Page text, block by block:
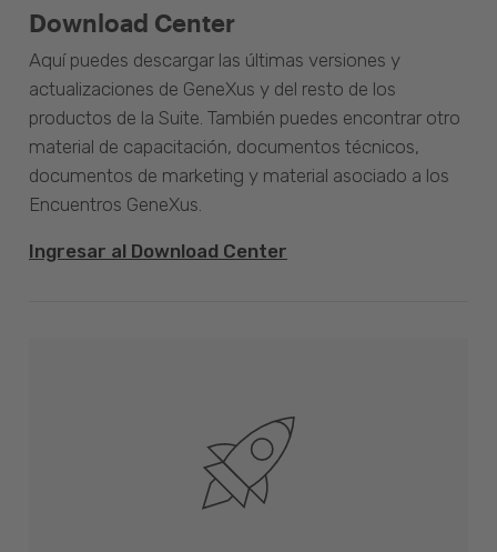
Download Center
Aquí puedes descargar las últimas versiones y
actualizaciones de GeneXus y del resto de los
productos de la Suite. También puedes encontrar otro
material de capacitación, documentos técnicos,
documentos de marketing y material asociado a los
Encuentros GeneXus.
Ingresar al Download Center